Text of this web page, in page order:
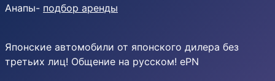
Анапы- подбор аренды
Японские автомобили от японского дилера без
третьих лиц! Общение на русском! ePN